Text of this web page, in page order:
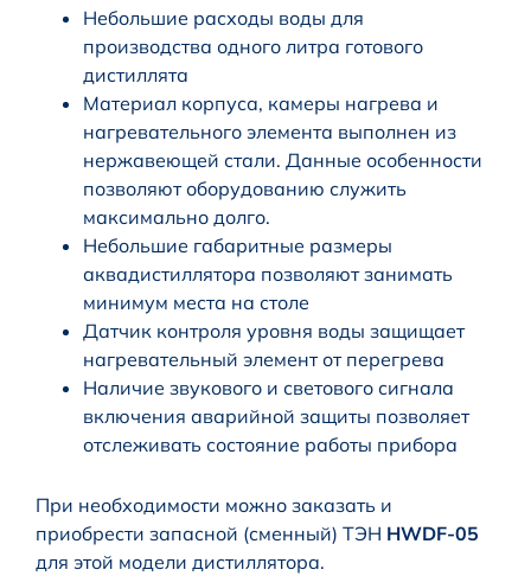
Небольшие расходы воды для
производства одного литра готового
дистиллята
Материал корпуса, камеры нагрева и
нагревательного элемента выполнен из
нержавеющей стали. Данные особенности
позволяют оборудованию служить
максимально долго.
Небольшие габаритные размеры
аквадистиллятора позволяют занимать
минимум места на столе
Датчик контроля уровня воды защищает
нагревательный элемент от перегрева
Наличие звукового и светового сигнала
включения аварийной защиты позволяет
отслеживать состояние работы прибора
При необходимости можно заказать и
приобрести запасной (сменный) ТЭН HWDF-05
для этой модели дистиллятора.